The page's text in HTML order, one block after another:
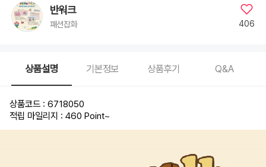
반워크
패션잡화 406
상품설명 기본정보 상품후기 Q&A
상품코드 : 6718050
적립 마일리지 : 460 Point~